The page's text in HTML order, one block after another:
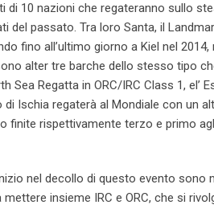
di 10 nazioni che regateranno sullo
del passato. Tra loro Santa, il
fino all’ultimo giorno a Kiel nel
alter tre barche dello stesso tipo
Sea Regatta in ORC/IRC Class 1,
Ischia regaterà al Mondiale con un
finite rispettivamente terzo e primo
nel decollo di questo evento
insieme IRC e ORC, che si